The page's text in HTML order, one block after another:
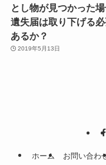
とし物が見つかった場
遺失届は取り下げる
あるか？
2019年5月13日
ホーム お問い合わ